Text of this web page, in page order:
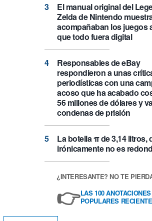
El manual original del
Zelda de Nintendo
acompañaban los juegos
que todo fuera digital
Responsables de eBay
respondieron a unas
periodísticas con una
acoso que ha acabado
56 millones de dólares y
condenas de prisión
La botella π de 3,14 litros,
irónicamente no es
¿INTERESANTE? NO TE
👉LAS 100
POPULARES